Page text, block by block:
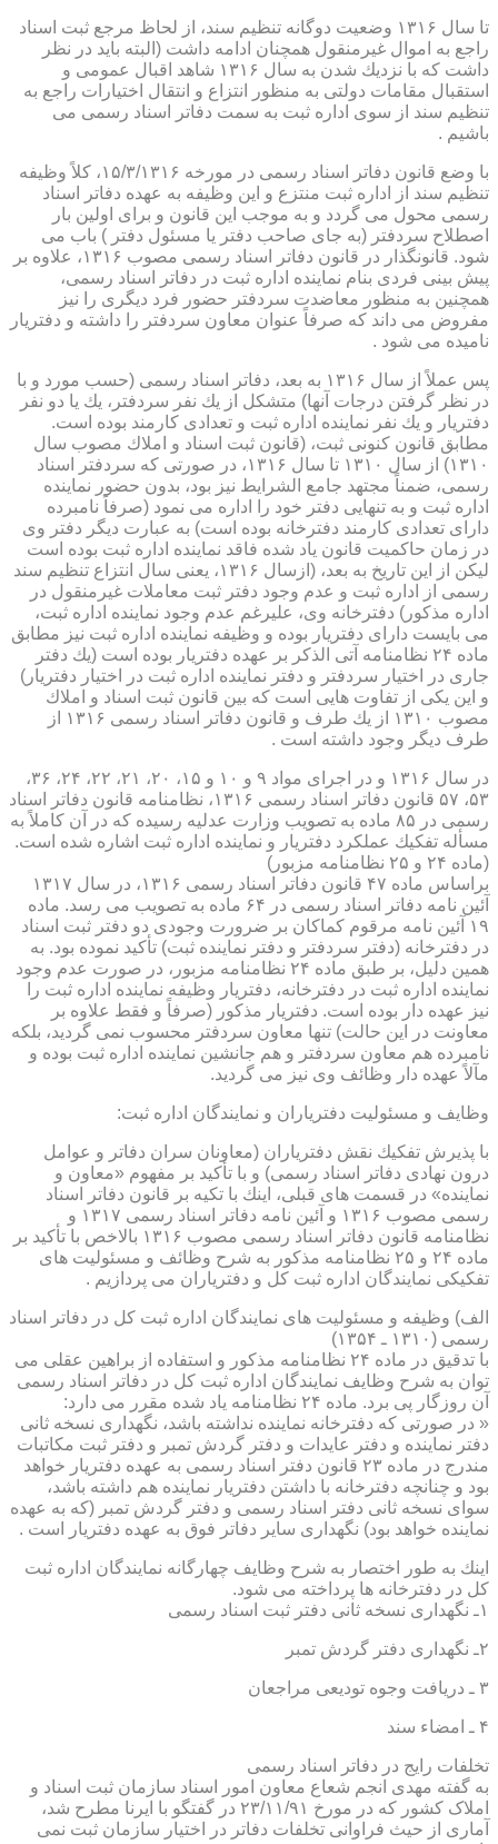
تا سال ۱۳۱۶ وضعیت دوگانه تنظیم سند، از لحاظ مرجع ثبت اسناد
راجع به اموال غیرمنقول همچنان ادامه داشت (البته باید در نظر
داشت كه با نزدیك شدن به سال ۱۳۱۶ شاهد اقبال عمومی و
استقبال مقامات دولتی به منظور انتزاع و انتقال اختیارات راجع به
تنظیم سند از سوی اداره ثبت به سمت دفاتر اسناد رسمی می
باشیم .
با وضع قانون دفاتر اسناد رسمی در مورخه ۱۵/۳/۱۳۱۶، كلاً وظیفه
تنظیم سند از اداره ثبت منتزع و این وظیفه به عهده دفاتر اسناد
رسمی محول می گردد و به موجب این قانون و برای اولین بار
اصطلاح سردفتر (به جای صاحب دفتر یا مسئول دفتر ) باب می
شود. قانونگذار در قانون دفاتر اسناد رسمی مصوب ۱۳۱۶، علاوه بر
پیش بینی فردی بنام نماینده اداره ثبت در دفاتر اسناد رسمی،
همچنین به منظور معاضدت سردفتر حضور فرد دیگری را نیز
مفروض می داند كه صرفاً عنوان معاون سردفتر را داشته و دفتریار
نامیده می شود .
پس عملاً از سال ۱۳۱۶ به بعد، دفاتر اسناد رسمی (حسب مورد و با
در نظر گرفتن درجات آنها) متشكل از یك نفر سردفتر، یك یا دو نفر
دفتریار و یك نفر نماینده اداره ثبت و تعدادی كارمند بوده است.
مطابق قانون كنونی ثبت، (قانون ثبت اسناد و املاك مصوب سال
۱۳۱۰) از سال ۱۳۱۰ تا سال ۱۳۱۶، در صورتی كه سردفتر اسناد
رسمی، ضمناً مجتهد جامع الشرایط نیز بود، بدون حضور نماینده
اداره ثبت و به تنهایی دفتر خود را اداره می نمود (صرفاً نامبرده
دارای تعدادی كارمند دفترخانه بوده است) به عبارت دیگر دفتر وی
در زمان حاكمیت قانون یاد شده فاقد نماینده اداره ثبت بوده است
لیكن از این تاریخ به بعد، (ازسال ۱۳۱۶، یعنی سال انتزاع تنظیم سند
رسمی از اداره ثبت و عدم وجود دفتر ثبت معاملات غیرمنقول در
اداره مذكور) دفترخانه وی، علیرغم عدم وجود نماینده اداره ثبت،
می بایست دارای دفتریار بوده و وظیفه نماینده اداره ثبت نیز مطابق
ماده ۲۴ نظامنامه آتی الذكر بر عهده دفتریار بوده است (یك دفتر
جاری در اختیار سردفتر و دفتر نماینده اداره ثبت در اختیار دفتریار)
و این یكی از تفاوت هایی است كه بین قانون ثبت اسناد و املاك
مصوب ۱۳۱۰ از یك طرف و قانون دفاتر اسناد رسمی ۱۳۱۶ از
طرف دیگر وجود داشته است .
در سال ۱۳۱۶ و در اجرای مواد ۹ و ۱۰ و ۱۵، ۲۰، ۲۱، ۲۲، ۲۴، ۳۶،
۵۳، ۵۷ قانون دفاتر اسناد رسمی ۱۳۱۶، نظامنامه قانون دفاتر اسناد
رسمی در ۸۵ ماده به تصویب وزارت عدلیه رسیده كه در آن كاملاً به
مسأله تفكیك عملكرد دفتریار و نماینده اداره ثبت اشاره شده است.
(ماده ۲۴ و ۲۵ نظامنامه مزبور)
براساس ماده ۴۷ قانون دفاتر اسناد رسمی ۱۳۱۶، در سال ۱۳۱۷
آئین نامه دفاتر اسناد رسمی در ۶۴ ماده به تصویب می رسد. ماده
۱۹ آئین نامه مرقوم كماكان بر ضرورت وجودی دو دفتر ثبت اسناد
در دفترخانه (دفتر سردفتر و دفتر نماینده ثبت) تأكید نموده بود. به
همین دلیل، بر طبق ماده ۲۴ نظامنامه مزبور، در صورت عدم وجود
نماینده اداره ثبت در دفترخانه، دفتریار وظیفه نماینده اداره ثبت را
نیز عهده دار بوده است. دفتریار مذكور (صرفاً و فقط علاوه بر
معاونت در این حالت) تنها معاون سردفتر محسوب نمی گردید، بلكه
نامبرده هم معاون سردفتر و هم جانشین نماینده اداره ثبت بوده و
مآلاً عهده دار وظائف وی نیز می گردید.
وظایف و مسئولیت دفتریاران و نمایندگان اداره ثبت:
با پذیرش تفكیك نقش دفتریاران (معاونان سران دفاتر و عوامل
درون نهادی دفاتر اسناد رسمی) و با تأكید بر مفهوم «معاون و
نماینده» در قسمت های قبلی، اینك با تكیه بر قانون دفاتر اسناد
رسمی مصوب ۱۳۱۶ و آئین نامه دفاتر اسناد رسمی ۱۳۱۷ و
نظامنامه قانون دفاتر اسناد رسمی مصوب ۱۳۱۶ بالاخص با تأكید بر
ماده ۲۴ و ۲۵ نظامنامه مذكور به شرح وظائف و مسئولیت های
تفكیكی نمایندگان اداره ثبت كل و دفتریاران می پردازیم .
الف) وظیفه و مسئولیت های نمایندگان اداره ثبت كل در دفاتر اسناد
رسمی (۱۳۱۰ ـ ۱۳۵۴)
با تدقیق در ماده ۲۴ نظامنامه مذكور و استفاده از براهین عقلی می
توان به شرح وظایف نمایندگان اداره ثبت كل در دفاتر اسناد رسمی
آن روزگار پی برد. ماده ۲۴ نظامنامه یاد شده مقرر می دارد:
« در صورتی كه دفترخانه نماینده نداشته باشد، نگهداری نسخه ثانی
دفتر نماینده و دفتر عایدات و دفتر گردش تمبر و دفتر ثبت مكاتبات
مندرج در ماده ۲۳ قانون دفتر اسناد رسمی به عهده دفتریار خواهد
بود و چنانچه دفترخانه با داشتن دفتریار نماینده هم داشته باشد،
سوای نسخه ثانی دفتر اسناد رسمی و دفتر گردش تمبر (كه به عهده
نماینده خواهد بود) نگهداری سایر دفاتر فوق به عهده دفتریار است .
اینك به طور اختصار به شرح وظایف چهارگانه نمایندگان اداره ثبت
كل در دفترخانه ها پرداخته می شود.
۱ـ نگهداری نسخه ثانی دفتر ثبت اسناد رسمی
۲ـ نگهداری دفتر گردش تمبر
۳ ـ دریافت وجوه تودیعی مراجعان
۴ ـ امضاء سند
تخلفات رایج در دفاتر اسناد رسمی
به گفته مهدی انجم شعاع معاون امور اسناد سازمان ثبت اسناد و
املاک کشور که در مورخ ۲۳/۱۱/۹۱ در گفتگو با ایرنا مطرح شد،
آماری از حیث فراوانی تخلفات دفاتر در اختیار سازمان ثبت نمی